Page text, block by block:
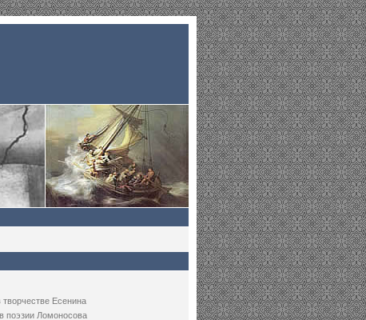
творчестве Есенина
поэзии Ломоносова